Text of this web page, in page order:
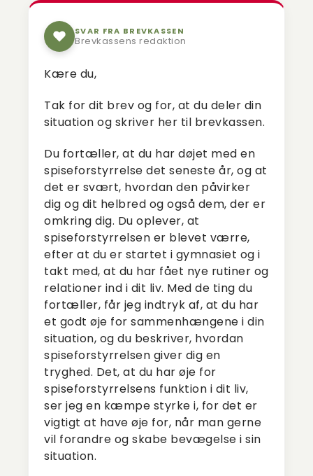
SVAR FRA BREVKASSEN
Brevkassens redaktion
Kære du,
Tak for dit brev og for, at du deler din
situation og skriver her til brevkassen.
Du fortæller, at du har døjet med en
spiseforstyrrelse det seneste år, og at
det er svært, hvordan den påvirker
dig og dit helbred og også dem, der er
omkring dig. Du oplever, at
spiseforstyrrelsen er blevet værre,
efter at du er startet i gymnasiet og i
takt med, at du har fået nye rutiner og
relationer ind i dit liv. Med de ting du
fortæller, får jeg indtryk af, at du har
et godt øje for sammenhængene i din
situation, og du beskriver, hvordan
spiseforstyrrelsen giver dig en
tryghed. Det, at du har øje for
spiseforstyrrelsens funktion i dit liv,
ser jeg en kæmpe styrke i, for det er
vigtigt at have øje for, når man gerne
vil forandre og skabe bevægelse i sin
situation.